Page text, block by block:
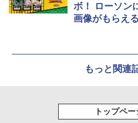
ボ！ ローソン
画像がもらえ
もっと関連
トップペ